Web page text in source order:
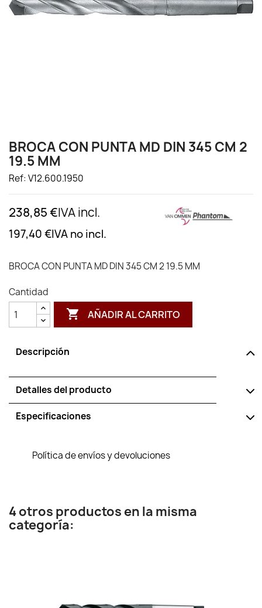
BROCA CON PUNTA MD DIN 345 CM 2
19.5 MM
Ref: V12.600.1950
238,85 €IVA incl.
197,40 €IVA no incl.
BROCA CON PUNTA MD DIN 345 CM 2 19.5 MM
Cantidad
 AÑADIR AL CARRITO
Descripción
Detalles del producto
Especificaciones
Política de envíos y devoluciones
4 otros productos en la misma
categoría: